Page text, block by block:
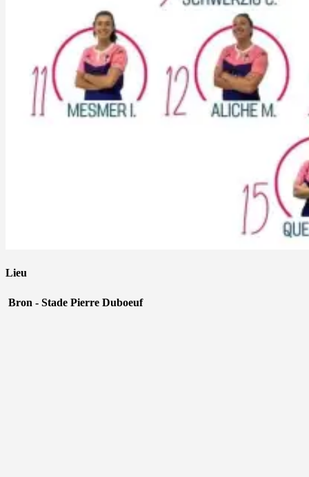
Lieu
Bron - Stade Pierre Duboeuf